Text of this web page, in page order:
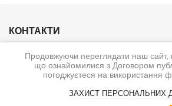
КОНТАКТИ
КАТЕГОРІЇ
ІНФОРМАЦІЯ
Продовжуючи переглядати наш сайт,
що ознайомилися з Договором
погоджуєтеся на використання
ЗАХИСТ ПЕРСОНАЛЬНИХ